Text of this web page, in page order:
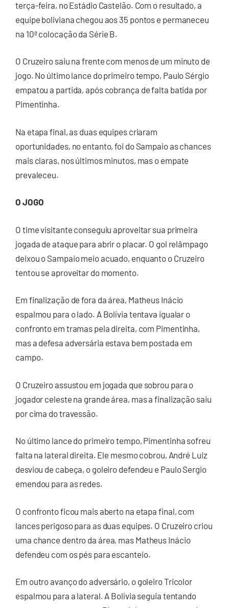
terça-feira, no Estádio Castelão. Com o resultado, a
equipe boliviana chegou aos 35 pontos e permaneceu
na 10ª colocação da Série B.
O Cruzeiro saiu na frente com menos de um minuto de
jogo. No último lance do primeiro tempo, Paulo Sérgio
empatou a partida, após cobrança de falta batida por
Pimentinha.
Na etapa final, as duas equipes criaram
oportunidades, no entanto, foi do Sampaio as chances
mais claras, nos últimos minutos, mas o empate
prevaleceu.
O JOGO
O time visitante conseguiu aproveitar sua primeira
jogada de ataque para abrir o placar. O gol relâmpago
deixou o Sampaio meio acuado, enquanto o Cruzeiro
tentou se aproveitar do momento.
Em finalização de fora da área, Matheus Inácio
espalmou para o lado. A Bolívia tentava igualar o
confronto em tramas pela direita, com Pimentinha,
mas a defesa adversária estava bem postada em
campo.
O Cruzeiro assustou em jogada que sobrou para o
jogador celeste na grande área, mas a finalização saiu
por cima do travessão.
No último lance do primeiro tempo, Pimentinha sofreu
falta na lateral direita. Ele mesmo cobrou, André Luiz
desviou de cabeça, o goleiro defendeu e Paulo Sergio
emendou para as redes.
O confronto ficou mais aberto na etapa final, com
lances perigoso para as duas equipes. O Cruzeiro criou
uma chance dentro da área, mas Matheus Inácio
defendeu com os pés para escanteio.
Em outro avanço do adversário, o goleiro Tricolor
espalmou para a lateral. A Bolívia seguia tentando